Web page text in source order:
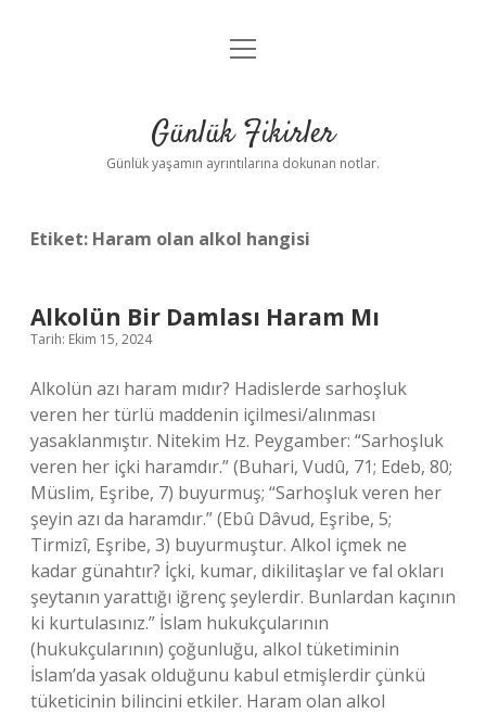
Anasayfa
Yasal Uyarı
menüyü
Günlük Fikirler
Günlük yaşamın ayrıntılarına dokunan notlar.
Etiket: Haram olan alkol hangisi
Alkolün Bir Damlası Haram Mı
Tarih: Ekim 15, 2024
Alkolün azı haram mıdır? Hadislerde sarhoşluk
veren her türlü maddenin içilmesi/alınması
yasaklanmıştır. Nitekim Hz. Peygamber: “Sarhoşluk
veren her içki haramdır.” (Buhari, Vudû, 71; Edeb, 80;
Müslim, Eşribe, 7) buyurmuş; “Sarhoşluk veren her
şeyin azı da haramdır.” (Ebû Dâvud, Eşribe, 5;
Tirmizî, Eşribe, 3) buyurmuştur. Alkol içmek ne
kadar günahtır? İçki, kumar, dikilitaşlar ve fal okları
şeytanın yarattığı iğrenç şeylerdir. Bunlardan kaçının
ki kurtulasınız.” İslam hukukçularının
(hukukçularının) çoğunluğu, alkol tüketiminin
İslam’da yasak olduğunu kabul etmişlerdir çünkü
tüketicinin bilincini etkiler. Haram olan alkol